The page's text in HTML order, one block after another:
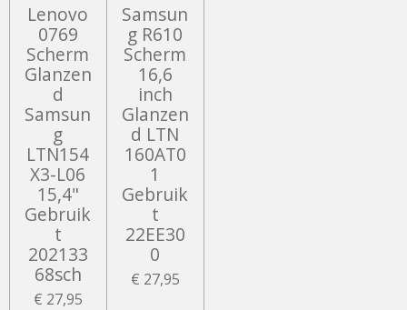
Lenovo
0769
Scherm
Glanzen
d
Samsun
g
LTN154
X3-L06
15,4"
Gebruik
t
202133
68sch
€ 27,95
Samsun
g R610
Scherm
16,6
inch
Glanzen
d LTN
160AT0
1
Gebruik
t
22EE30
0
€ 27,95